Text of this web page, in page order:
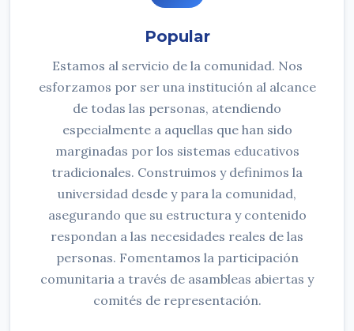
Popular
Estamos al servicio de la comunidad. Nos
esforzamos por ser una institución al alcance
de todas las personas, atendiendo
especialmente a aquellas que han sido
marginadas por los sistemas educativos
tradicionales. Construimos y definimos la
universidad desde y para la comunidad,
asegurando que su estructura y contenido
respondan a las necesidades reales de las
personas. Fomentamos la participación
comunitaria a través de asambleas abiertas y
comités de representación.